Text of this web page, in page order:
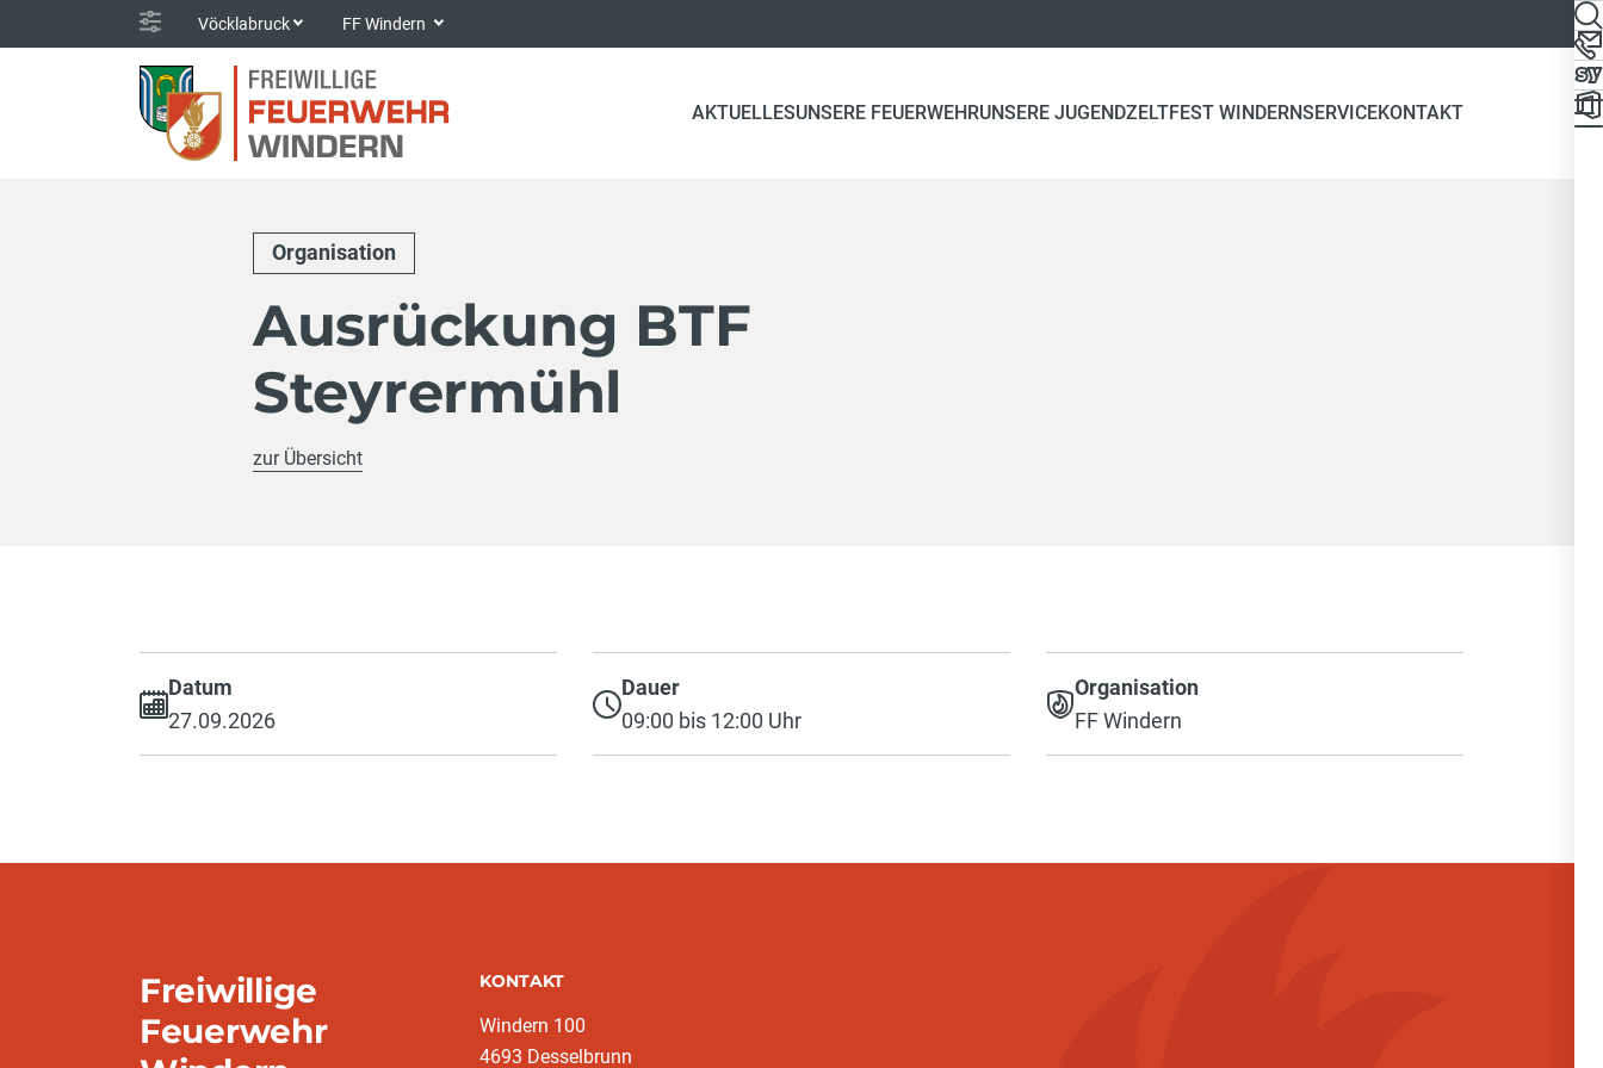
Vöcklabruck FF Windern
AKTUELLESUNSERE FEUERWEHRUNSERE JUGENDZELTFEST WINDERNSERVICEKONTAKT
Organisation
Ausrückung BTF
Steyrermühl
zur Übersicht
Datum
27.09.2026
Dauer
09:00 bis 12:00 Uhr
Organisation
FF Windern
Freiwillige
Feuerwehr
KONTAKT
Windern 100
4693 Desselbrunn